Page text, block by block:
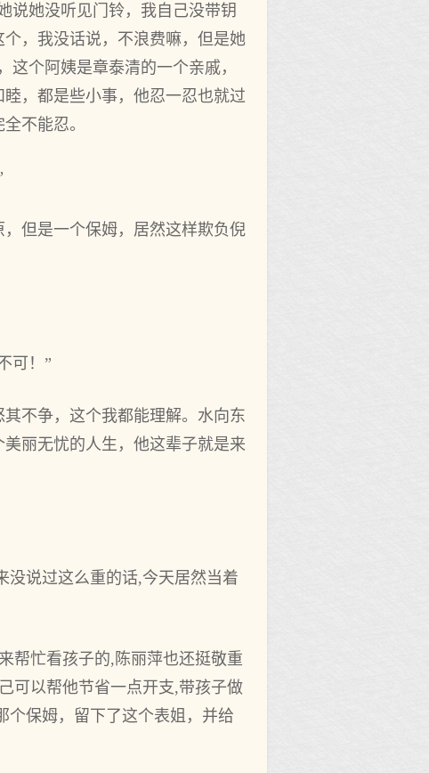
说她没听见门铃，我自己没带钥
，我没话说，不浪费嘛，但是她
个阿姨是章泰清的一个亲戚，
，都是些小事，他忍一忍也就过
不能忍。
但是一个保姆，居然这样欺负倪
可！”
不争，这个我都能理解。水向东
丽无忧的人生，他这辈子就是来
没说过这么重的话,今天居然当着
帮忙看孩子的,陈丽萍也还挺敬重
可以帮他节省一点开支,带孩子做
个保姆，留下了这个表姐，并给